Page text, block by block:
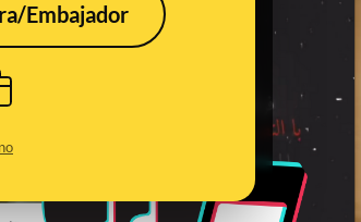
Embajador